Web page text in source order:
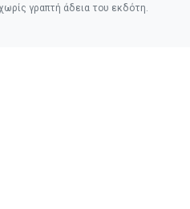
γραπτή άδεια του εκδότη.